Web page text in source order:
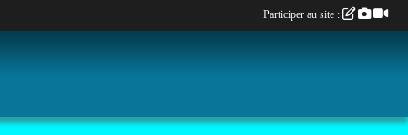
Participer au site :